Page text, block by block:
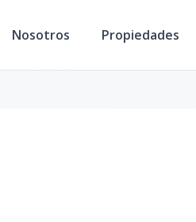
Nosotros Propiedades